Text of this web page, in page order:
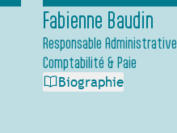
Fabienne Baudin
Responsable Administrative,
Comptabilité & Paie
Biographie